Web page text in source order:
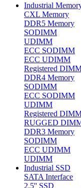
Industrial
CXL Memory
DDR5 Memory
SODIMM
UDIMM
ECC SODIMM
ECC UDIMM
Registered
DDR4 Memory
SODIMM
ECC SODIMM
UDIMM
Registered
RUGGED
DDR3 Memory
SODIMM
ECC UDIMM
UDIMM
Industrial SSD
SATA Interface
2.5'' SSD